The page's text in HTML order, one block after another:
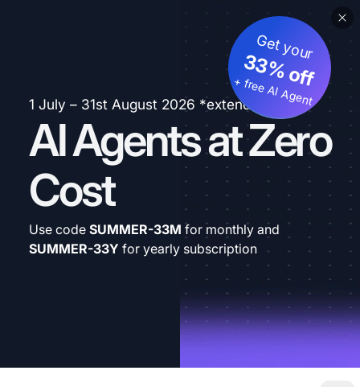
1 July – 31st August 2026 *extended
AI Agents at Zero
Cost
Get your
33% off
+ free AI Agent
Use code SUMMER-33M for monthly and
SUMMER-33Y for yearly subscription